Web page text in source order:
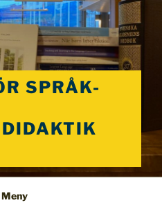
SPRÅK-
Meny